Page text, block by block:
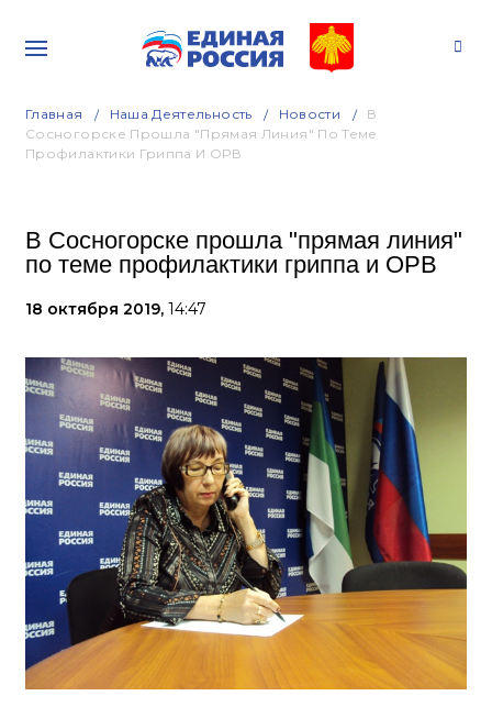
Главная Наша Деятельность Новости
В
Сосногорске Прошла "прямая Линия" По Теме
Профилактики Гриппа И ОРВ
В Сосногорске прошла "прямая линия"
по теме профилактики гриппа и ОРВ
18 октября 2019, 14:47